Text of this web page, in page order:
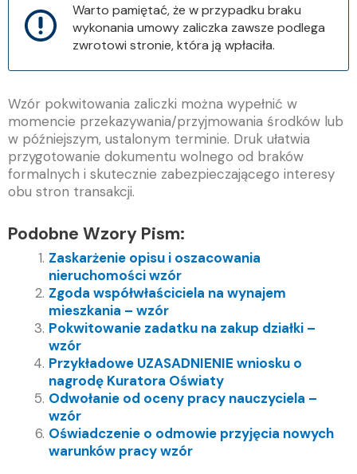
Warto pamiętać, że w przypadku braku
wykonania umowy zaliczka zawsze podlega
zwrotowi stronie, która ją wpłaciła.
Wzór pokwitowania zaliczki można wypełnić w
momencie przekazywania/przyjmowania środków lub
w późniejszym, ustalonym terminie. Druk ułatwia
przygotowanie dokumentu wolnego od braków
formalnych i skutecznie zabezpieczającego interesy
obu stron transakcji.
Podobne Wzory Pism:
Zaskarżenie opisu i oszacowania
nieruchomości wzór
Zgoda współwłaściciela na wynajem
mieszkania – wzór
Pokwitowanie zadatku na zakup działki –
wzór
Przykładowe UZASADNIENIE wniosku o
nagrodę Kuratora Oświaty
Odwołanie od oceny pracy nauczyciela –
wzór
Oświadczenie o odmowie przyjęcia nowych
warunków pracy wzór